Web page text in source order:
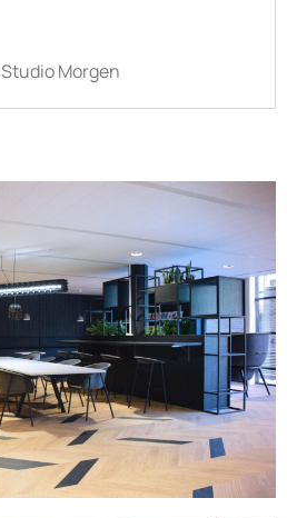
Studio Morgen